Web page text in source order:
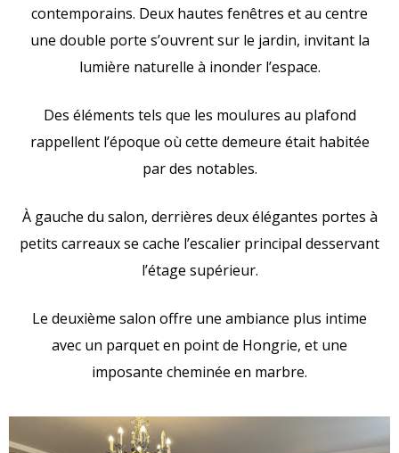
contemporains. Deux hautes fenêtres et au centre
une double porte s’ouvrent sur le jardin, invitant la
lumière naturelle à inonder l’espace.
Des éléments tels que les moulures au plafond
rappellent l’époque où cette demeure était habitée
par des notables.
À gauche du salon, derrières deux élégantes portes à
petits carreaux se cache l’escalier principal desservant
l’étage supérieur.
Le deuxième salon offre une ambiance plus intime
avec un parquet en point de Hongrie, et une
imposante cheminée en marbre.